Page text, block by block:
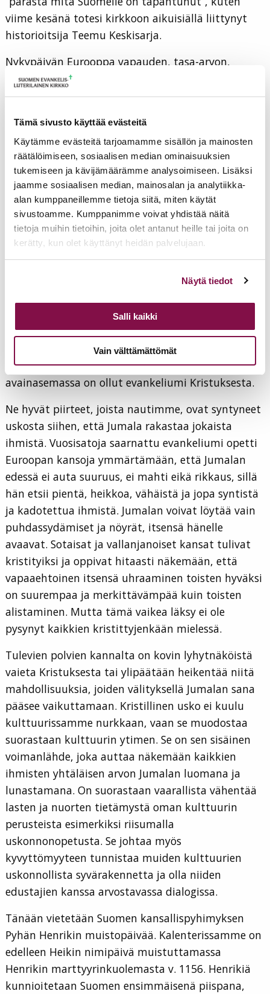
Tämä sivusto käyttää evästeitä
Käytämme evästeitä tarjoamamme sisällön ja mainosten
räätälöimiseen, sosiaalisen median ominaisuuksien
tukemiseen ja kävijämäärämme analysoimiseen. Lisäksi
jaamme sosiaalisen median, mainosalan ja analytiikka-
alan kumppaneillemme tietoja siitä, miten käytät
sivustoamme. Kumppanimme voivat yhdistää näitä
tietoja muihin tietoihin, joita olet antanut heille tai joita on
kerätty, kun olet käyttänyt heidän palvelujaan.
linkistä.
Näytä tiedot
Salli kaikki
Vain välttämättömät
viime kesänä totesi kirkkoon aikuisiällä liittynyt
historioitsija Teemu Keskisarja.
Nykypäivän Eurooppa vapauden, tasa-arvon,
ihmisoikeuksien ja hyvinvoinnin maanosana on
pitkälti kristinuskon hedelmöittämä. Jopa ne
väittävän olevan pikemminkin irtautumista
kristinuskon kahlitsevasta vaikutuksesta, ovat
pohjimmiltaan kristillisen kaksituhatvuotisen
valtakulttuurin tuote. Kirkon julistama
evankeliumi ei ole näiden arvojen vihollinen, vaikka
näin joskus propagandistisesti väitetään, tai jopa
lyhytnäköisesti kristittyjen taholta itsekin
uskotaan. Asia on päinvastoin, sillä vaikka
historiasta löytyisi yksittäisiä esimerkkejä siitä,
miten kirkko olisi jarruttanut kehitystä,
tehnyt tuon kulttuurisen kehityksen mahdolliseksi.
Länsimainen yhteiskunta vapauksineen ja
ihmisoikeuksineen ei ole syntynyt tyhjästä, vaan se
on tietyn pitkän historian tulos; historian, jonka
avainasemassa on ollut evankeliumi Kristuksesta.
Ne hyvät piirteet, joista nautimme, ovat syntyneet
uskosta siihen, että Jumala rakastaa jokaista
ihmistä. Vuosisatoja saarnattu evankeliumi opetti
Euroopan kansoja ymmärtämään, että Jumalan
edessä ei auta suuruus, ei mahti eikä rikkaus, sillä
hän etsii pientä, heikkoa, vähäistä ja jopa syntistä
ja kadotettua ihmistä. Jumalan voivat löytää vain
puhdassydämiset ja nöyrät, itsensä hänelle
avaavat. Sotaisat ja vallanjanoiset kansat tulivat
kristityiksi ja oppivat hitaasti näkemään, että
vapaaehtoinen itsensä uhraaminen toisten hyväksi
on suurempaa ja merkittävämpää kuin toisten
alistaminen. Mutta tämä vaikea läksy ei ole
pysynyt kaikkien kristittyjenkään mielessä.
Tulevien polvien kannalta on kovin lyhytnäköistä
vaieta Kristuksesta tai ylipäätään heikentää niitä
mahdollisuuksia, joiden välityksellä Jumalan sana
pääsee vaikuttamaan. Kristillinen usko ei kuulu
kulttuurissamme nurkkaan, vaan se muodostaa
suorastaan kulttuurin ytimen. Se on sen sisäinen
voimanlähde, joka auttaa näkemään kaikkien
ihmisten yhtäläisen arvon Jumalan luomana ja
lunastamana. On suorastaan vaarallista vähentää
lasten ja nuorten tietämystä oman kulttuurin
perusteista esimerkiksi riisumalla
uskonnonopetusta. Se johtaa myös
kyvyttömyyteen tunnistaa muiden kulttuurien
uskonnollista syvärakennetta ja olla niiden
edustajien kanssa arvostavassa dialogissa.
Tänään vietetään Suomen kansallispyhimyksen
Pyhän Henrikin muistopäivää. Kalenterissamme on
edelleen Heikin nimipäivä muistuttamassa
Henrikin marttyyrinkuolemasta v. 1156. Henrikiä
kunnioitetaan Suomen ensimmäisenä piispana,